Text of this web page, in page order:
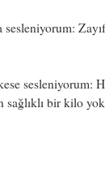
sesleniyorum:
sesleniyorum:
sağlıklı bir kilo